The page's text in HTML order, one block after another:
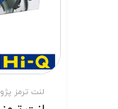
لنت ترمز پژو 2008